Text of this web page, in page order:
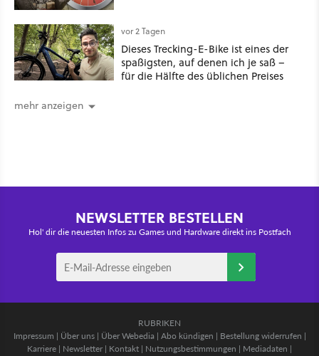
vor 2 Tagen
Dieses Trecking-E-Bike ist eines der
spaßigsten, auf denen ich je saß –
für die Hälfte des üblichen Preises
mehr anzeigen
NEWSLETTER BESTELLEN
Hol' dir die neuesten Infos zu Games und Hardware direkt ins Postfach
RUBRIKEN
Impressum | Über uns| Über Webedia | Abo kündigen | Bestellung widerrufen |
Karriere | Newsletter | Kontakt | Nutzungsbestimmungen | Mediadaten |